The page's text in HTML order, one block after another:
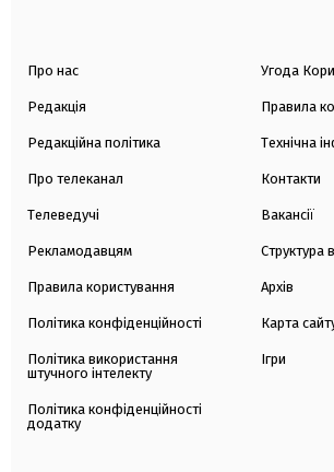
Про нас
Редакція
Редакційна політика
Про телеканал
Телеведучі
Рекламодавцям
Правила користування
Політика конфіденційності
Політика використання
штучного інтелекту
Політика конфіденційності
додатку
Угода
Правила
Технічна
Контакти
Вакансії
Структура
Архів
Карта
Ігри